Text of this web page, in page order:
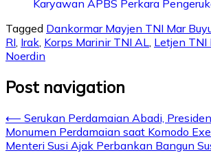
Karyawan APBS Perkara
Tagged Dankormar Mayjen TNI Mar
RI, Irak, Korps Marinir TNI AL, Letjen TNI
Noerdin
Post navigation
⟵ Serukan Perdamaian Abadi,
Monumen Perdamaian saat Komodo
Menteri Susi Ajak Perbankan Bangun